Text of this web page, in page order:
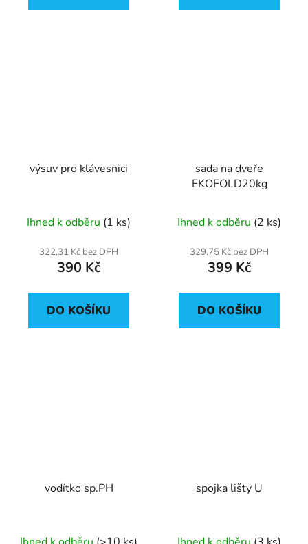
výsuv pro klávesnici
Ihned k odběru (1 ks)
322,31 Kč bez DPH
390 Kč
DO KOŠÍKU
sada na dveře
EKOFOLD20kg
Ihned k odběru (2 ks)
329,75 Kč bez DPH
399 Kč
DO KOŠÍKU
vodítko sp.PH spojka lišty U